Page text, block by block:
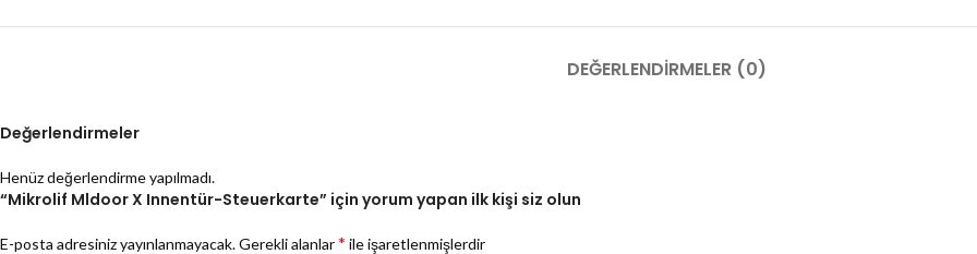
DEĞERLENDIRMELER (0)
Değerlendirmeler
Henüz değerlendirme yapılmadı.
“Mikrolif Mldoor X Innentür-Steuerkarte” için yorum yapan ilk kişi siz olun
E-posta adresiniz yayınlanmayacak.Gerekli alanlar* ile işaretlenmişlerdir